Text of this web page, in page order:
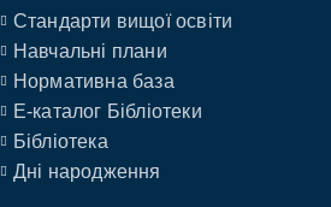
Стандарти вищої освіти
Навчальні плани
Нормативна база
E-каталог Бібліотеки
Бібліотека
Дні народження